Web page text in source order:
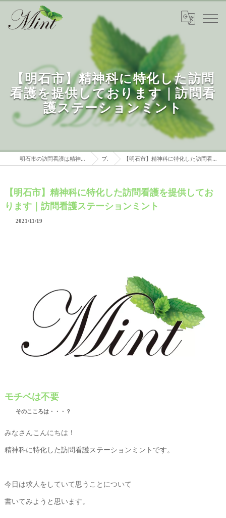
【明石市】精神科に特化した訪問
看護を提供しております｜訪問看
護ステーションミント
明石市の訪問看護は精神科特化 訪問看護ステーションミント ブログ 【明石市】精神科に特化した訪問看護を提供しております｜訪問看護ステーションミント
【明石市】精神科に特化した訪問看護を提供してお
ります｜訪問看護ステーションミント
2021/11/19
モチベは不要
そのこころは・・・？
みなさんこんにちは！
精神科に特化した訪問看護ステーションミントです。
今日は求人をしていて思うことについて
書いてみようと思います。